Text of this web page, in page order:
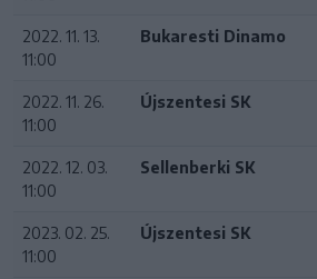
2022. 11. 13.
11:00
Bukaresti Dinamo
2022. 11. 26.
11:00
Újszentesi SK
2022. 12. 03.
11:00
Sellenberki SK
2023. 02. 25.
11:00
Újszentesi SK